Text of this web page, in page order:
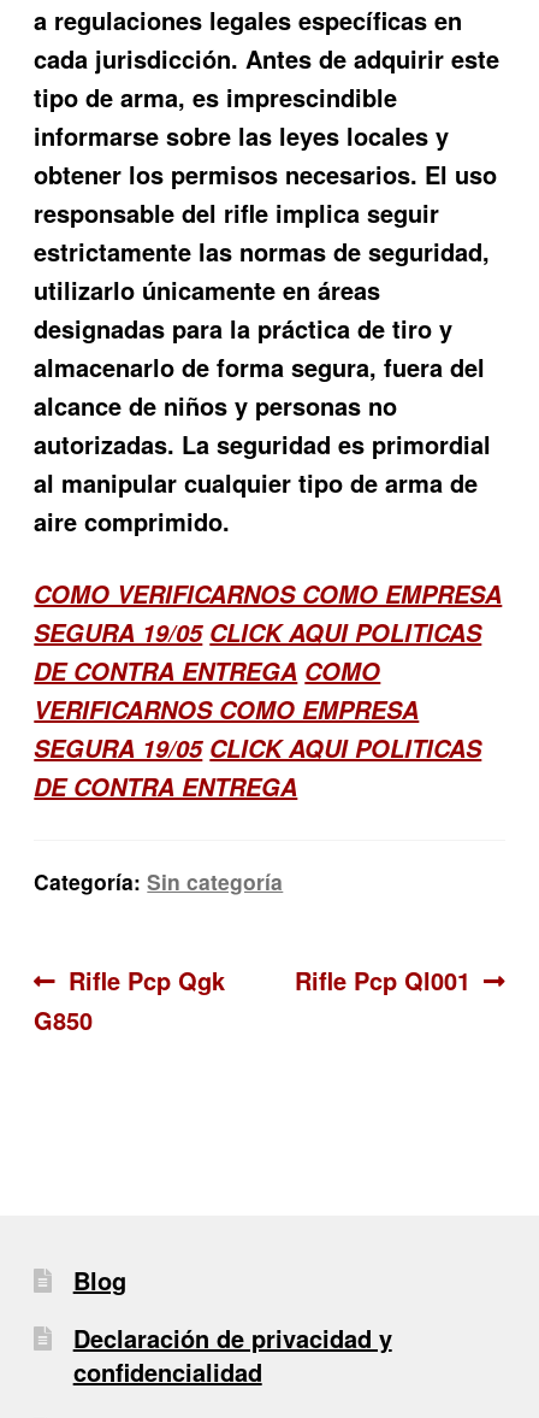
a regulaciones legales específicas en
cada jurisdicción. Antes de adquirir este
tipo de arma, es imprescindible
informarse sobre las leyes locales y
obtener los permisos necesarios. El uso
responsable del rifle implica seguir
estrictamente las normas de seguridad,
utilizarlo únicamente en áreas
designadas para la práctica de tiro y
almacenarlo de forma segura, fuera del
alcance de niños y personas no
autorizadas. La seguridad es primordial
al manipular cualquier tipo de arma de
aire comprimido.
COMO VERIFICARNOS COMO EMPRESA
SEGURA 19/05 CLICK AQUI POLITICAS
DE CONTRA ENTREGA COMO
VERIFICARNOS COMO EMPRESA
SEGURA 19/05 CLICK AQUI POLITICAS
DE CONTRA ENTREGA
Categoría:Sin categoría
Navegación
de
Anterior:
Rifle Pcp Qgk
G850
Siguiente:
Rifle Pcp Ql001
Blog
Declaración de privacidad y
confidencialidad